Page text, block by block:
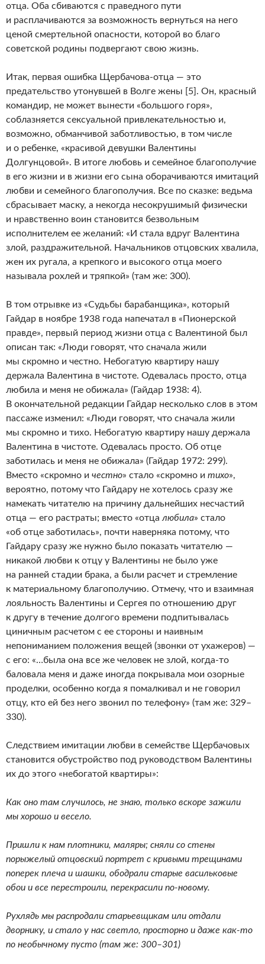
отца. Оба сбиваются с праведного пути
и расплачиваются за возможность вернуться на него
ценой смертельной опасности, которой во благо
советской родины подвергают свою жизнь.
Итак, первая ошибка Щербачова-отца — это
предательство утонувшей в Волге жены [5]. Он, красный
командир, не может вынести «большого горя»,
соблазняется сексуальной привлекательностью и,
возможно, обманчивой заботливостью, в том числе
и о ребенке, «красивой девушки Валентины
Долгунцовой». В итоге любовь и семейное благополучие
в его жизни и в жизни его сына оборачиваются имитаций
любви и семейного благополучия. Все по сказке: ведьма
сбрасывает маску, а некогда несокрушимый физически
и нравственно воин становится безвольным
исполнителем ее желаний: «И стала вдруг Валентина
злой, раздражительной. Начальников отцовских хвалила,
жен их ругала, а крепкого и высокого отца моего
называла рохлей и тряпкой» (там же: 300).
В том отрывке из «Судьбы барабанщика», который
Гайдар в ноябре 1938 года напечатал в «Пионерской
правде», первый период жизни отца с Валентиной был
описан так: «Люди говорят, что сначала жили
мы скромно и честно. Небогатую квартиру нашу
держала Валентина в чистоте. Одевалась просто, отца
любила и меня не обижала» (Гайдар 1938: 4).
В окончательной редакции Гайдар несколько слов в этом
пассаже изменил: «Люди говорят, что сначала жили
мы скромно и тихо. Небогатую квартиру нашу держала
Валентина в чистоте. Одевалась просто. Об отце
заботилась и меня не обижала» (Гайдар 1972: 299).
Вместо «скромно и честно» стало «скромно и тихо»,
вероятно, потому что Гайдару не хотелось сразу же
намекать читателю на причину дальнейших несчастий
отца — его растраты; вместо «отца любила» стало
«об отце заботилась», почти наверняка потому, что
Гайдару сразу же нужно было показать читателю —
никакой любви к отцу у Валентины не было уже
на ранней стадии брака, а были расчет и стремление
к материальному благополучию. Отмечу, что и взаимная
лояльность Валентины и Сергея по отношению друг
к другу в течение долгого времени подпитывалась
циничным расчетом с ее стороны и наивным
непониманием положения вещей (звонки от ухажеров) —
с его: «…была она все же человек не злой, когда-то
баловала меня и даже иногда покрывала мои озорные
проделки, особенно когда я помалкивал и не говорил
отцу, кто ей без него звонил по телефону» (там же: 329–
330).
Следствием имитации любви в семействе Щербачовых
становится обустройство под руководством Валентины
их до этого «небогатой квартиры»:
Как оно там случилось, не знаю, только вскоре зажили
мы хорошо и весело.
Пришли к нам плотники, маляры; сняли со стены
порыжелый отцовский портрет с кривыми трещинами
поперек плеча и шашки, ободрали старые васильковые
обои и все перестроили, перекрасили по-новому.
Рухлядь мы распродали старьевщикам или отдали
дворнику, и стало у нас светло, просторно и даже как-то
по необычному пусто (там же: 300–301)